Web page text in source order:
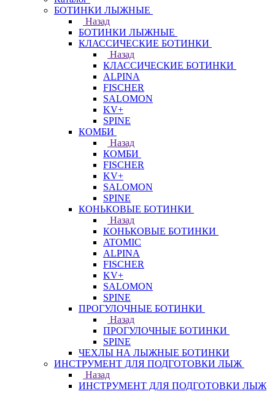
БОТИНКИ ЛЫЖНЫЕ
Назад
БОТИНКИ ЛЫЖНЫЕ
КЛАССИЧЕСКИЕ БОТИНКИ
Назад
КЛАССИЧЕСКИЕ БОТИНКИ
ALPINA
FISCHER
SALOMON
KV+
SPINE
КОМБИ
Назад
КОМБИ
FISCHER
KV+
SALOMON
SPINE
КОНЬКОВЫЕ БОТИНКИ
Назад
КОНЬКОВЫЕ БОТИНКИ
ATOMIC
ALPINA
FISCHER
KV+
SALOMON
SPINE
ПРОГУЛОЧНЫЕ БОТИНКИ
Назад
ПРОГУЛОЧНЫЕ БОТИНКИ
SPINE
ЧЕХЛЫ НА ЛЫЖНЫЕ БОТИНКИ
ИНСТРУМЕНТ ДЛЯ ПОДГОТОВКИ ЛЫЖ
Назад
ИНСТРУМЕНТ ДЛЯ ПОДГОТОВКИ ЛЫЖ